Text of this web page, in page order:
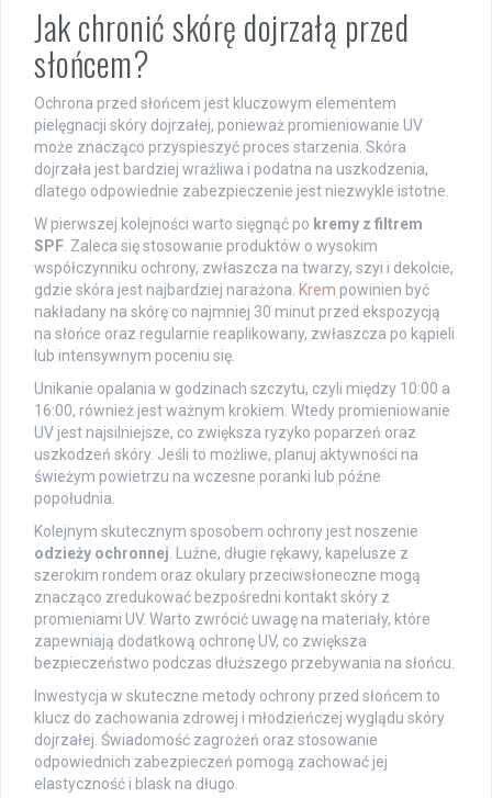
Jak chronić skórę dojrzałą przed
słońcem?
Ochrona przed słońcem jest kluczowym elementem
pielęgnacji skóry dojrzałej, ponieważ promieniowanie UV
może znacząco przyspieszyć proces starzenia. Skóra
dojrzała jest bardziej wrażliwa i podatna na uszkodzenia,
dlatego odpowiednie zabezpieczenie jest niezwykle istotne.
W pierwszej kolejności warto sięgnąć po kremy z filtrem
SPF . Zaleca się stosowanie produktów o wysokim
współczynniku ochrony, zwłaszcza na twarzy, szyi i dekolcie,
gdzie skóra jest najbardziej narażona. Krem powinien być
nakładany na skórę co najmniej 30 minut przed ekspozycją
na słońce oraz regularnie reaplikowany, zwłaszcza po kąpieli
lub intensywnym poceniu się.
Unikanie opalania w godzinach szczytu, czyli między 10:00 a
16:00, również jest ważnym krokiem. Wtedy promieniowanie
UV jest najsilniejsze, co zwiększa ryzyko poparzeń oraz
uszkodzeń skóry. Jeśli to możliwe, planuj aktywności na
świeżym powietrzu na wczesne poranki lub późne
popołudnia.
Kolejnym skutecznym sposobem ochrony jest noszenie
odzieży ochronnej . Luźne, długie rękawy, kapelusze z
szerokim rondem oraz okulary przeciwsłoneczne mogą
znacząco zredukować bezpośredni kontakt skóry z
promieniami UV. Warto zwrócić uwagę na materiały, które
zapewniają dodatkową ochronę UV, co zwiększa
bezpieczeństwo podczas dłuższego przebywania na słońcu.
Inwestycja w skuteczne metody ochrony przed słońcem to
klucz do zachowania zdrowej i młodzieńczej wyglądu skóry
dojrzałej. Świadomość zagrożeń oraz stosowanie
odpowiednich zabezpieczeń pomogą zachować jej
elastyczność i blask na długo.